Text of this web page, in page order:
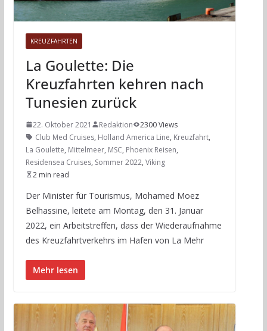
KREUZFAHRTEN
La Goulette: Die
Kreuzfahrten kehren nach
Tunesien zurück
22. Oktober 2021 Redaktion
2300 Views
Club Med Cruises, Holland America Line, Kreuzfahrt,
La Goulette, Mittelmeer, MSC, Phoenix Reisen,
Residensea Cruises, Sommer 2022, Viking
2 min read
Der Minister für Tourismus, Mohamed Moez
Belhassine, leitete am Montag, den 31. Januar
2022, ein Arbeitstreffen, dass der Wiederaufnahme
des Kreuzfahrtverkehrs im Hafen von La Mehr
Mehr lesen